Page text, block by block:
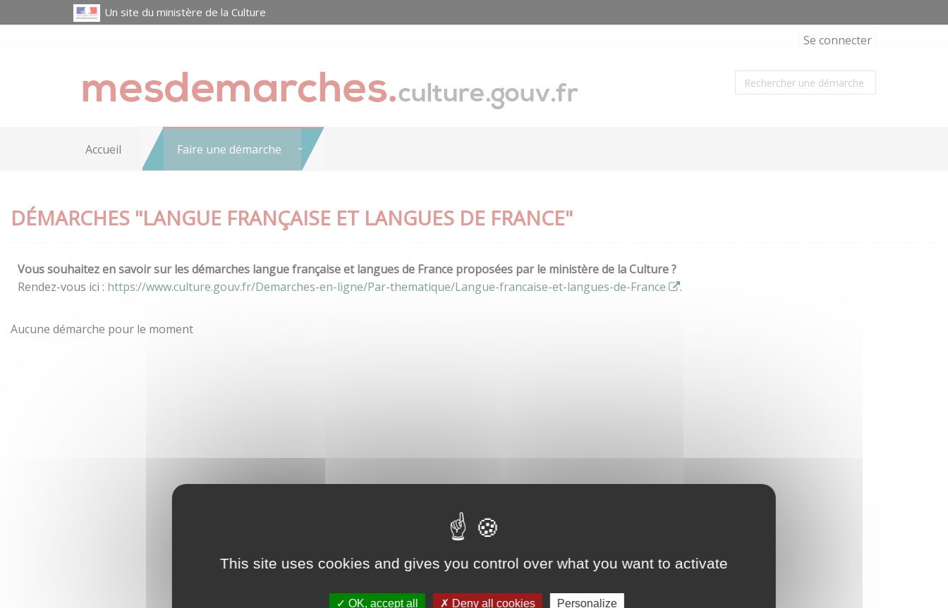
This site uses cookies and gives you control over what you want to activate
OK, accept all Deny all cookies Personalize
Un site du ministère de la Culture
Se connecter
Accueil Faire une démarche
DÉMARCHES "LANGUE FRANÇAISE ET LANGUES DE FRANCE"
Vous souhaitez en savoir sur les démarches langue française et langues de France proposées par le ministère de la Culture ?
Rendez-vous ici : https://www.culture.gouv.fr/Demarches-en-ligne/Par-thematique/Langue-francaise-et-langues-de-France .
Aucune démarche pour le moment